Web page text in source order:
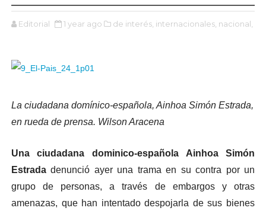
Editorial 1 year ago de interés, internacionales, nacional,
La ciudadana domínico-española, Ainhoa Simón Estrada,
en rueda de prensa. Wilson Aracena
Una ciudadana dominico-española Ainhoa Simón
Estradadenunció ayer una trama en su contra por un
grupo de personas, a través de embargos y otras
amenazas, que han intentado despojarla de sus bienes